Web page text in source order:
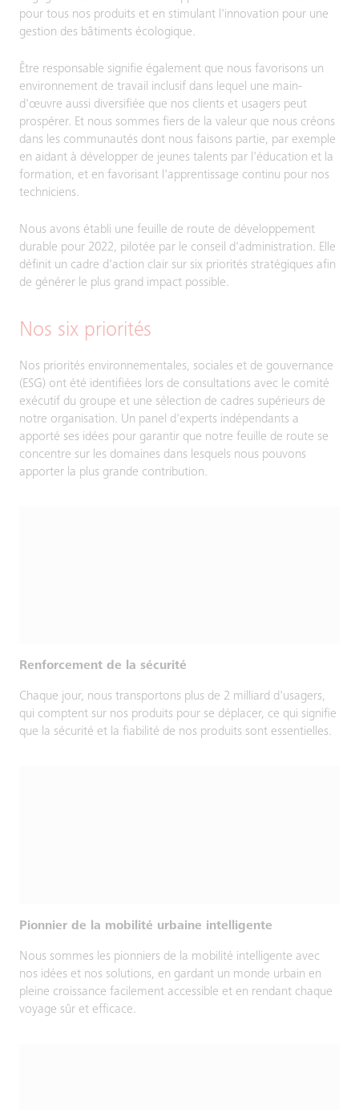
pour tous nos produits et en stimulant l'innovation pour une
gestion des bâtiments écologique.
Être responsable signifie également que nous favorisons un
environnement de travail inclusif dans lequel une main-
d'œuvre aussi diversifiée que nos clients et usagers peut
prospérer. Et nous sommes fiers de la valeur que nous créons
dans les communautés dont nous faisons partie, par exemple
en aidant à développer de jeunes talents par l'éducation et la
formation, et en favorisant l'apprentissage continu pour nos
techniciens.
Nous avons établi une feuille de route de développement
durable pour 2022, pilotée par le conseil d'administration. Elle
définit un cadre d'action clair sur six priorités stratégiques afin
de générer le plus grand impact possible.
Nos six priorités
Nos priorités environnementales, sociales et de gouvernance
(ESG) ont été identifiées lors de consultations avec le comité
exécutif du groupe et une sélection de cadres supérieurs de
notre organisation. Un panel d'experts indépendants a
apporté ses idées pour garantir que notre feuille de route se
concentre sur les domaines dans lesquels nous pouvons
apporter la plus grande contribution.
Renforcement de la sécurité
Chaque jour, nous transportons plus de 2 milliard d'usagers,
qui comptent sur nos produits pour se déplacer, ce qui signifie
que la sécurité et la fiabilité de nos produits sont essentielles.
Pionnier de la mobilité urbaine intelligente
Nous sommes les pionniers de la mobilité intelligente avec
nos idées et nos solutions, en gardant un monde urbain en
pleine croissance facilement accessible et en rendant chaque
voyage sûr et efficace.